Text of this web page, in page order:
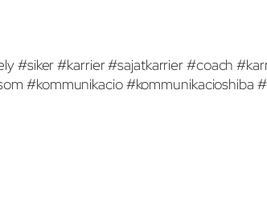
#siker #karrier #sajatkarrier #coach
#kommunikacio #kommunikacioshiba